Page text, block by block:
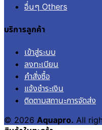
อื่นๆ Others
บริการลูกค้า
เข้าสู่ระบบ
ลงทะเบียน
คำสั่งซื้อ
แจ้งชำระเงิน
ติดตามสถานะการจัดส่ง
© 2026 Aquapro. All